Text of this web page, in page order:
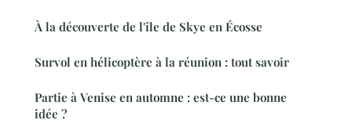
À la découverte de l'île de Skye en Écosse
Survol en hélicoptère à la réunion : tout savoir
Partie à Venise en automne : est-ce une bonne
idée ?